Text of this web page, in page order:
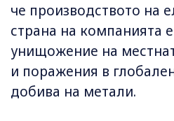
че производството на
страна на компанията
унищожение на
и поражения в
добива на метали.